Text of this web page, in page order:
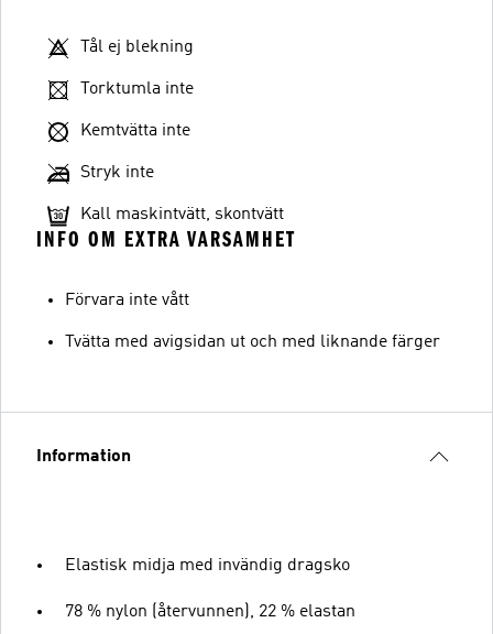
Tål ej blekning
Torktumla inte
Kemtvätta inte
Stryk inte
Kall maskintvätt, skontvätt
INFO OM EXTRA VARSAMHET
Förvara inte vått
Tvätta med avigsidan ut och med liknande färger
Information
Elastisk midja med invändig dragsko
78 % nylon (återvunnen), 22 % elastan